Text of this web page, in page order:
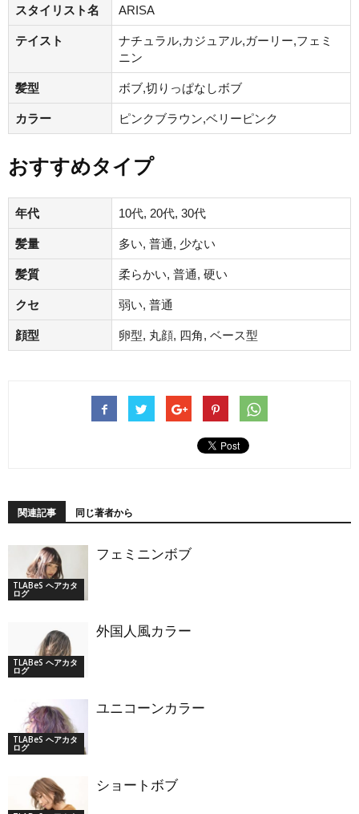
スタイリスト名 ARISA
テイスト
ナチュラル,カジュアル,ガーリー,フェミ
ニン
髪型 ボブ,切りっぱなしボブ
カラー ピンクブラウン,ベリーピンク
おすすめタイプ
年代 10代, 20代, 30代
髪量 多い, 普通, 少ない
髪質 柔らかい, 普通, 硬い
クセ 弱い, 普通
顔型 卵型, 丸顔, 四角, ベース型
関連記事 同じ著者から
TLABeS ヘアカタ
ログ
フェミニンボブ
TLABeS ヘアカタ
ログ
外国人風カラー
TLABeS ヘアカタ
ログ
ユニコーンカラー
ショートボブ